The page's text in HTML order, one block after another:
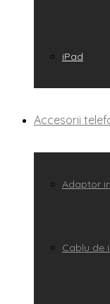
iPad
Accesorii
Adaptor
Cablu de